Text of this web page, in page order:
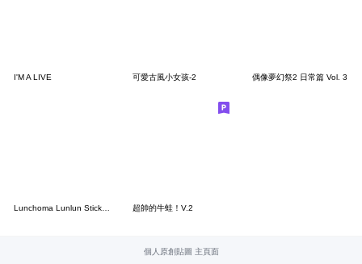
I'M A LIVE 可愛古風小女孩-2 偶像夢幻祭2 日常篇 Vol. 3
超帥的牛蛙！V.2
個人原創貼圖 主頁面